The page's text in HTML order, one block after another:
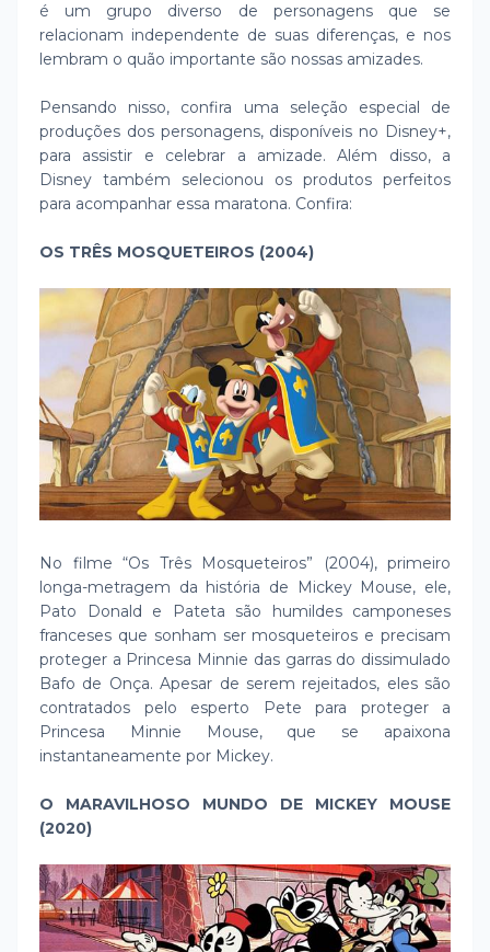
é um grupo diverso de personagens que se
relacionam independente de suas diferenças, e nos
lembram o quão importante são nossas amizades.
Pensando nisso, confira uma seleção especial de
produções dos personagens, disponíveis no Disney+,
para assistir e celebrar a amizade. Além disso, a
Disney também selecionou os produtos perfeitos
para acompanhar essa maratona. Confira:
OS TRÊS MOSQUETEIROS (2004)
No filme “Os Três Mosqueteiros” (2004), primeiro
longa-metragem da história de Mickey Mouse, ele,
Pato Donald e Pateta são humildes camponeses
franceses que sonham ser mosqueteiros e precisam
proteger a Princesa Minnie das garras do dissimulado
Bafo de Onça. Apesar de serem rejeitados, eles são
contratados pelo esperto Pete para proteger a
Princesa Minnie Mouse, que se apaixona
instantaneamente por Mickey.
O MARAVILHOSO MUNDO DE MICKEY MOUSE
(2020)